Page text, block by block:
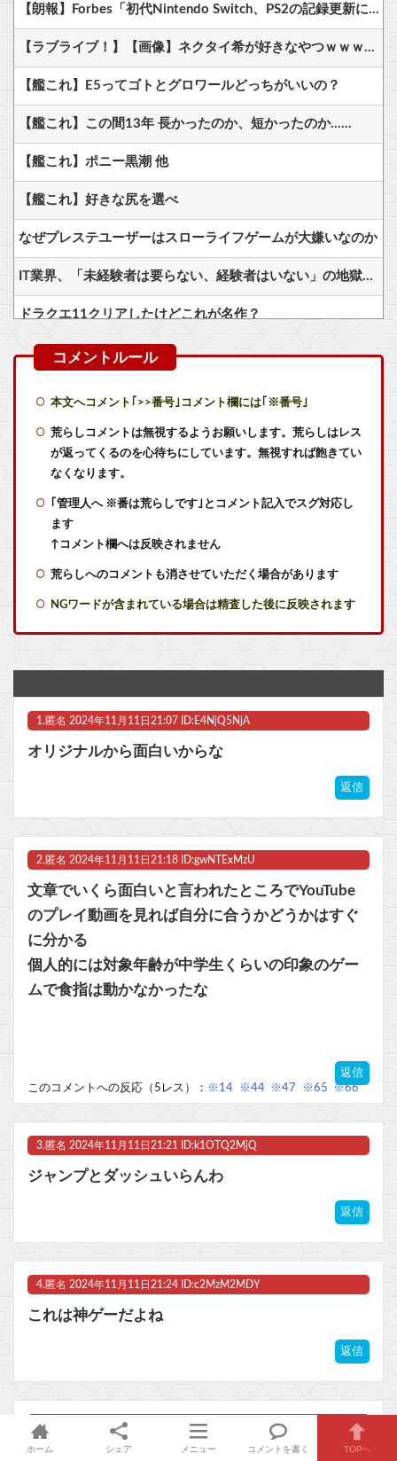
【朗報】Forbes「初代Nintendo Switch、PS2の記録更新に王手 世界一まで残り150万台」
【ラブライブ！】【画像】ネクタイ希が好きなやつｗｗｗｗｗｗｗｗｗ【μ's】他
【艦これ】E5ってゴトとグロワールどっちがいいの？
【艦これ】この間13年 長かったのか、短かったのか……
【艦これ】ポニー黒潮 他
【艦これ】好きな尻を選べ
なぜプレステユーザーはスローライフゲームが大嫌いなのか
IT業界、「未経験者は要らない、経験者はいない」の地獄絵図にwww
ドラクエ11クリアしたけどこれが名作？
RPGで弓使いが最強になった事、一度も無い説
【疑問】クエスト4で負けた後の確率はどうなる？
何がおもしろいのか理解できない趣味・エンタメは？
【朗報】Forbes「初代Nintendo Switch、PS2の記録更新に王手 世界一まで残り150万台」
※ロボットアニメやSF作品における「帽子」といえば？他
ビットコイン再び1600万円へ。ドル円は147円に
本文へコメント｢>>番号｣コメント欄には｢※番号｣
荒らしコメントは無視するようお願いします。荒らしはレス
が返ってくるのを心待ちにしています。無視すれば飽きてい
なくなります。
｢管理人へ ※番は荒らしです｣とコメント記入でスグ対応し
ます
↑コメント欄へは反映されません
荒らしへのコメントも消させていただく場合があります
NGワードが含まれている場合は精査した後に反映されます
1. 匿名 2024年11月11日21:07 ID:E4NjQ5NjA
オリジナルから面白いからな
返信
2. 匿名 2024年11月11日21:18 ID:gwNTExMzU
文章でいくら面白いと言われたところでYouTube
のプレイ動画を見れば自分に合うかどうかはすぐ
に分かる
個人的には対象年齢が中学生くらいの印象のゲー
ムで食指は動かなかったな
返信
このコメントへの反応（5レス）： ※14 ※44 ※47 ※65 ※66
3. 匿名 2024年11月11日21:21 ID:k1OTQ2MjQ
ジャンプとダッシュいらんわ
返信
4. 匿名 2024年11月11日21:24 ID:c2MzM2MDY
これは神ゲーだよね
返信
5.匿名 2024年11月11日21:26 ID:A0OTcwODM
スケベリメイクありがとうございます！
ホーム シェア メニュー コメントを書く TOPへ